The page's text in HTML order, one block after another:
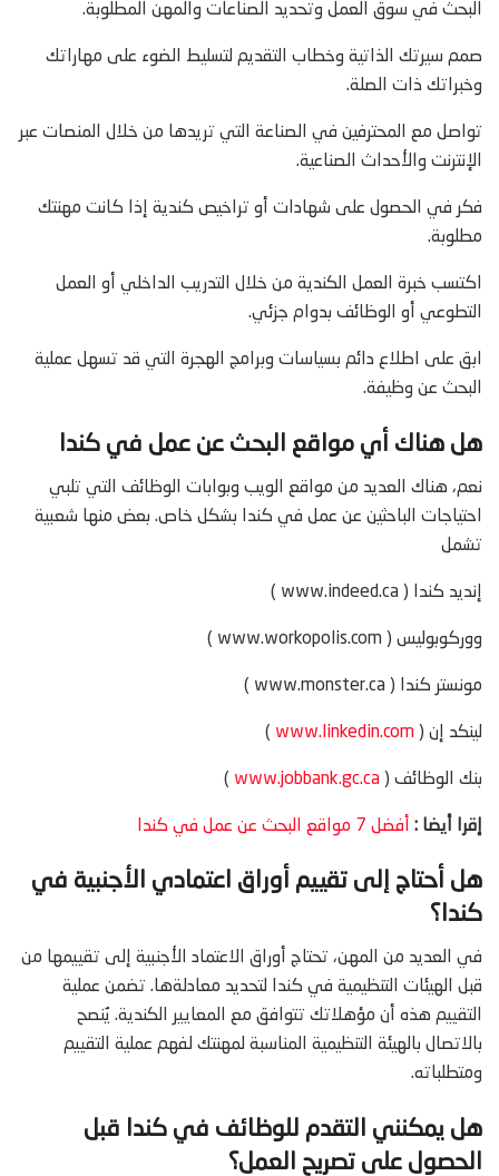
البحث في سوق العمل وتحديد الصناعات والمهن المطلوبة.
صمم سيرتك الذاتية وخطاب التقديم لتسليط الضوء على مهاراتك
وخبراتك ذات الصلة.
تواصل مع المحترفين في الصناعة التي تريدها من خلال المنصات عبر
الإنترنت والأحداث الصناعية.
فكر في الحصول على شهادات أو تراخيص كندية إذا كانت مهنتك
مطلوبة.
اكتسب خبرة العمل الكندية من خلال التدريب الداخلي أو العمل
التطوعي أو الوظائف بدوام جزئي.
ابق على اطلاع دائم بسياسات وبرامج الهجرة التي قد تسهل عملية
البحث عن وظيفة.
هل هناك أي مواقع البحث عن عمل في كندا
نعم، هناك العديد من مواقع الويب وبوابات الوظائف التي تلبي
احتياجات الباحثين عن عمل في كندا بشكل خاص. بعض منها شعبية
تشمل
إنديد كندا ( www.indeed.ca )
ووركوبوليس ( www.workopolis.com )
مونستر كندا ( www.monster.ca )
لينكد إن ( www.linkedin.com
)
بنك الوظائف ( www.jobbank.gc.ca
)
إقرا أيضا : أفضل 7 مواقع البحث عن عمل في كندا
هل أحتاج إلى تقييم أوراق اعتمادي الأجنبية في
كندا؟
في العديد من المهن، تحتاج أوراق الاعتماد الأجنبية إلى تقييمها من
قبل الهيئات التنظيمية في كندا لتحديد معادلةها. تضمن عملية
التقييم هذه أن مؤهلاتك تتوافق مع المعايير الكندية. يُنصح
بالاتصال بالهيئة التنظيمية المناسبة لمهنتك لفهم عملية التقييم
ومتطلباته.
هل يمكنني التقدم للوظائف في كندا قبل
الحصول على تصريح العمل؟